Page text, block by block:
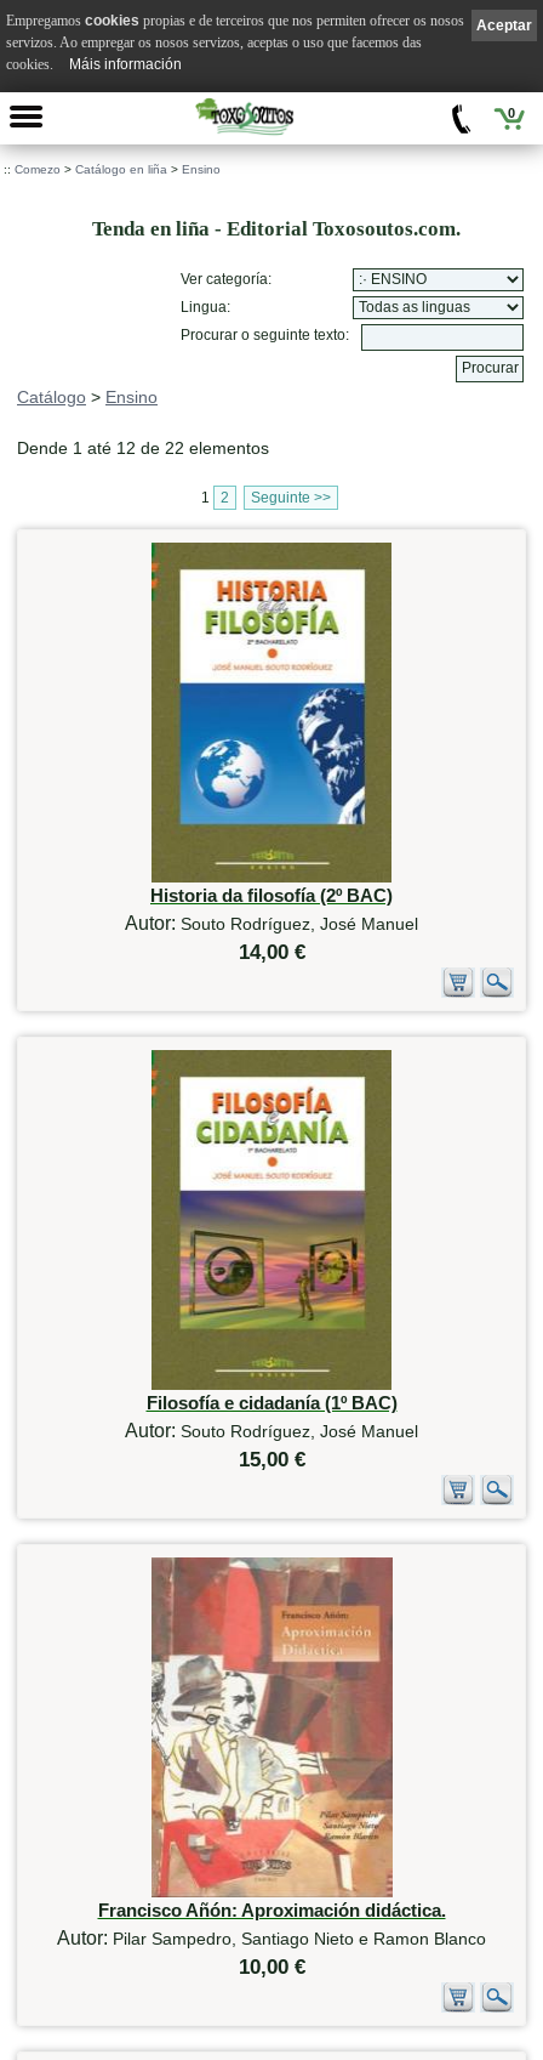
0
:: Comezo > Catálogo en liña > Ensino
Tenda en liña - Editorial Toxosoutos.com.
Ver categoría:
Lingua:
Procurar o seguinte texto:
Catálogo > Ensino
Dende 1 até 12 de 22 elementos
1 2 Seguinte >>
Historia da filosofía (2º BAC)
Autor: Souto Rodríguez, José Manuel
14,00 €
Filosofía e cidadanía (1º BAC)
Autor: Souto Rodríguez, José Manuel
15,00 €
Francisco Añón: Aproximación didáctica.
Autor: Pilar Sampedro, Santiago Nieto e Ramon Blanco
10,00 €
Aceptar
Empregamos cookies propias e de terceiros que nos permiten ofrecer os nosos
servizos. Ao empregar os nosos servizos, aceptas o uso que facemos das
cookies.
Máis información